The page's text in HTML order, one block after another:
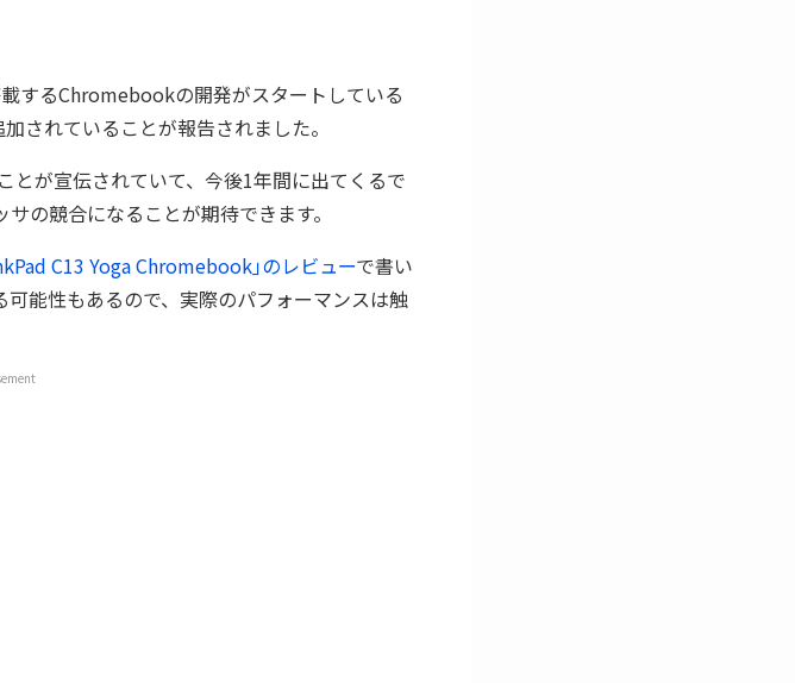
するChromebookの開発がスタートしている
されていることが報告されました。
とが宣伝されていて、今後1年間に出てくるで
の競合になることが期待できます。
C13 Yoga Chromebook｣のレビューで書い
能性もあるので、実際のパフォーマンスは触